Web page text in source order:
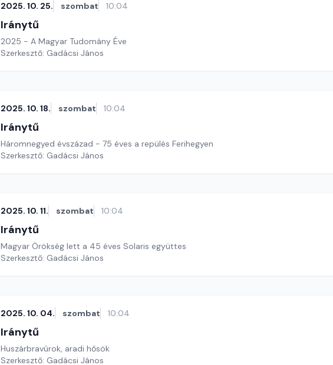
2025. 10. 25. szombat 10:04
Iránytű
2025 - A Magyar Tudomány Éve
Szerkesztő: Gadácsi János
2025. 10. 18. szombat 10:04
Iránytű
Háromnegyed évszázad - 75 éves a repülés Ferihegyen
Szerkesztő: Gadácsi János
2025. 10. 11. szombat 10:04
Iránytű
Magyar Örökség lett a 45 éves Solaris együttes
Szerkesztő: Gadácsi János
2025. 10. 04. szombat 10:04
Iránytű
Huszárbravúrok, aradi hősök
Szerkesztő: Gadácsi János